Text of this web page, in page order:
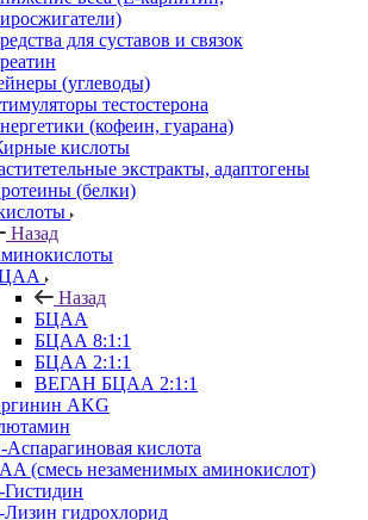
для суставов и связок
(углеводы)
тестостерона
(кофеин, гуарана)
кислоты
экстракты, адаптогены
(белки)
Назад
Назад
БЦАА
БЦАА 8:1:1
БЦАА 2:1:1
ВЕГАН БЦАА 2:1:1
AKG
Аспарагиновая кислота
(смесь незаменимых аминокислот)
гидрохлорид